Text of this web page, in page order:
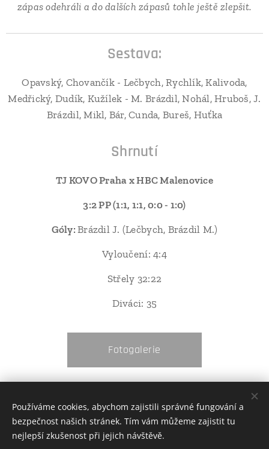
zápas odehráli a do dalších zápasů tohle ještě zlepšit.
Sestava:
Opavský, Chovančík - Lečbych, Rychlík, Kalivoda,
Medřický, Dudík, Kužílek - M. Brázdil, Nohál, Hruboš, J.
Brázdil, Mikl, Bár, Cunda, Bureš, Huťka
Shrnutí
TJ KOVO Praha x HBC Malenovice
3:2 PP (1:1, 1:1, 0:0 - 1:0)
Góly:Brázdil J. (Lečbych, Brázdil M.)
Vyloučení: 4:4
Střely 32:22
Diváci: 35
Fotogalerie
Používáme cookies, abychom zajistili správné fungování a
bezpečnost našich stránek. Tím vám můžeme zajistit tu
nejlepší zkušenost při jejich návštěvě.